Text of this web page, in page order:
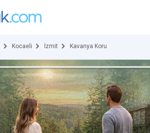
Kocaeli İzmit Kavanya Koru